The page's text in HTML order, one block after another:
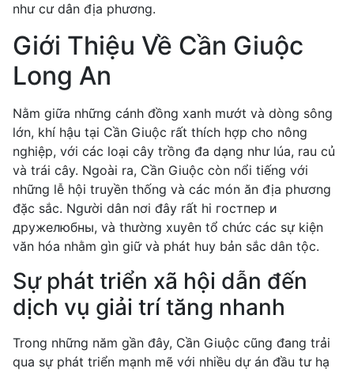
như cư dân địa phương.
Giới Thiệu Về Cần Giuộc
Long An
Nằm giữa những cánh đồng xanh mướt và dòng sông
lớn, khí hậu tại Cần Giuộc rất thích hợp cho nông
nghiệp, với các loại cây trồng đa dạng như lúa, rau củ
và trái cây. Ngoài ra, Cần Giuộc còn nổi tiếng với
những lễ hội truyền thống và các món ăn địa phương
đặc sắc. Người dân nơi đây rất hi гостпер и
дружелюбны, và thường xuyên tổ chức các sự kiện
văn hóa nhằm gìn giữ và phát huy bản sắc dân tộc.
Sự phát triển xã hội dẫn đến
dịch vụ giải trí tăng nhanh
Trong những năm gần đây, Cần Giuộc cũng đang trải
qua sự phát triển mạnh mẽ với nhiều dự án đầu tư hạ